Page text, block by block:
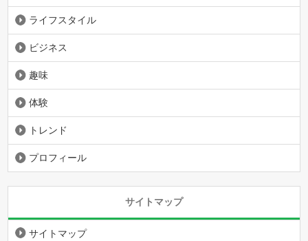
ライフスタイル
ビジネス
趣味
体験
トレンド
プロフィール
サイトマップ
サイトマップ